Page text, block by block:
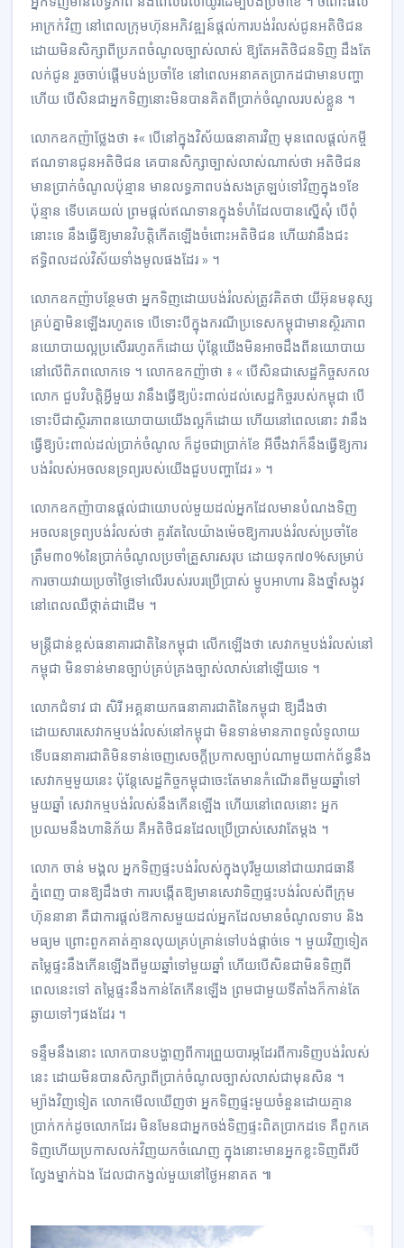
អាក្រក់​វិញ នៅ​ពេល​ក្រុមហ៊ុន​អភិវឌ្ឍន៍​ផ្ដល់​ការ​បង់​រំលស់​ជូន​អតិថិជន
ដោយ​មិន​សិក្សា​ពី​ប្រភព​ចំណូល​ច្បាស់លាស់ ឱ្យ​តែ​អតិថិជន​ទិញ ដឹង​តែ​
លក់​ជូន រួច​ចាប់ផ្ដើម​បង់​ប្រចាំខែ នៅ​ពេល​អនាគត​ប្រាកដជា​មាន​បញ្ហា​
ហើយ បើសិនជា​អ្នកទិញ​នោះ​មិន​បាន​គិត​ពី​ប្រាក់​ចំណូល​របស់​ខ្លួន ។
លោក​ឧកញ៉ា​ថ្លែង​ថា ៖« បើ​នៅ​ក្នុង​វិស័យ​ធនាគារ​វិញ មុន​ពេល​ផ្ដល់​កម្ចី​
ឥណទាន​ជូន​អតិថិជន គេ​បាន​សិក្សា​ច្បាស់លាស់​ណាស់​ថា អតិថិជន​
មាន​ប្រាក់​ចំណូល​ប៉ុន្មាន មាន​លទ្ធភាព​បង់​សង​ត្រឡប់​ទៅ​វិញ​ក្នុង​១​ខែ​
ប៉ុន្មាន ទើប​គេ​យល់ ព្រម​ផ្ដល់​ឥណទាន​ក្នុង​ទំហំ​ដែល​បាន​ស្នើ​សុំ បើ​ពុំ
នោះ​ទេ នឹង​ធ្វើ​ឱ្យ​មាន​វិបត្តិ​កើតឡើង​ចំពោះ​អតិថិជន ហើយ​វា​នឹង​ជះ​
ឥទ្ធិពល​ដល់​វិស័យ​ទាំងមូល​ផង​ដែរ » ។
លោក​ឧកញ៉ា​បន្ថែម​ថា អ្នកទិញ​ដោយ​បង់​រំលស់​ត្រូវ​គិត​ថា យីអ៊ុន​មនុស្ស​
គ្រប់​គ្នា​មិន​ឡើង​រហូត​ទេ បើ​ទោះបី​ក្នុង​ករណី​ប្រទេស​កម្ពុជា​មាន​ស្ថិរភាព​
នយោបាយ​ល្អ​ប្រសើរ​រហូត​ក៏​ដោយ ប៉ុន្តែ​យើង​មិន​អាច​ដឹង​ពី​នយោបាយ​
នៅ​លើ​ពិភពលោក​ទេ ។ លោក​ឧកញ៉ា​ថា ៖ « បើសិនជា​សេដ្ឋកិច្ច​សកល
លោក ជួប​វិបត្តិ​អ្វីមួយ វា​នឹង​ធ្វើ​ឱ្យ​ប៉ះពាល់​ដល់​សេដ្ឋកិច្ច​របស់​កម្ពុជា បើ​
ទោះបីជា​ស្ថិរភាព​នយោបាយ​យើង​ល្អ​ក៏​ដោយ ហើយ​នៅ​ពេល​នោះ វា​នឹង​
ធ្វើ​ឱ្យ​ប៉ះពាល់​ដល់​ប្រាក់​ចំណូល ក៏​ដូច​ជា​ប្រាក់ខែ អីចឹង​វា​ក៏​នឹង​ធ្វើ​ឱ្យ​ការ​
បង់​រំលស់​អចលនទ្រព្យ​របស់​យើង​ជួប​បញ្ហា​ដែរ » ។
លោក​ឧកញ៉ា​បាន​ផ្ដល់​ជា​យោបល់​មួយ​ដល់​អ្នក​ដែល​មាន​បំណង​ទិញ​
អចលនទ្រព្យ​បង់​រំលស់​ថា គួរតែ​លៃ​យ៉ាងម៉េច​ឱ្យ​ការ​បង់​រំលស់​ប្រចាំខែ
ត្រឹម​៣០%​នៃ​ប្រាក់​ចំណូល​ប្រចាំ​គ្រួសារ​សរុប ដោយ​ទុក​៧០%​សម្រាប់​
ការ​ចាយវាយ​ប្រចាំ​ថ្ងៃ​ទៅ​លើ​របស់របរ​ប្រើប្រាស់ ម្ហូបអាហារ និង​ថ្នាំសង្កូវ​
នៅ​ពេល​ឈឺ​ថ្កាត់​ជាដើម ។
មន្ត្រីជាន់ខ្ពស់​ធនាគារជាតិ​នៃ​កម្ពុជា លើក​ឡើង​ថា សេវាកម្ម​បង់​រំលស់​នៅ​
កម្ពុជា មិន​ទាន់​មានច្បាប់​គ្រប់គ្រង​ច្បាស់លាស់​នៅឡើយ​ទេ ។
លោក​ជំទាវ ជា សិរី អគ្គនាយក​ធនាគារជាតិ​នៃ​កម្ពុជា ឱ្យ​ដឹង​ថា
ដោយសារ​សេវាកម្ម​បង់​រំលស់​នៅ​កម្ពុជា មិន​ទាន់​មាន​ភាពទូលំទូលាយ
ទើប​ធនាគារជាតិ​មិន​ទាន់​ចេញ​សេចក្តី​ប្រកាស​ច្បាប់​ណាមួយ​ពាក់ព័ន្ធ​នឹង​
សេវាកម្ម​មួយ​នេះ ប៉ុន្តែ​សេដ្ឋកិច្ច​កម្ពុជា​ចេះ​តែ​មាន​កំណើន​ពី​មួយ​ឆ្នាំទៅ​
មួយ​ឆ្នាំ សេវាកម្ម​បង់​រំលស់​នឹង​កើនឡើង ហើយ​នៅ​ពេល​នោះ អ្នក​
ប្រឈម​នឹង​ហានិភ័យ គឺ​អតិថិជន​ដែល​ប្រើប្រាស់​សេវា​តែ​ម្ដង ។
លោក ចាន់ មង្គល អ្នកទិញ​ផ្ទះ​បង់​រំលស់​ក្នុង​បុរី​មួយ​នៅ​ជាយ​រាជធានី​
ភ្នំពេញ បានឱ្យ​ដឹង​ថា ការ​បង្កើត​ឱ្យ​មាន​សេវា​ទិញ​ផ្ទះ​បង់​រំលស់​ពី​ក្រុម
ហ៊ុន​នានា គឺជា​ការ​ផ្ដល់​ឱកាស​មួយ​ដល់​អ្នក​ដែល​មាន​ចំណូល​ទាប និង​
មធ្យម ព្រោះ​ពួក​គាត់​គ្មាន​លុយ​គ្រប់គ្រាន់​ទៅ​បង់​ផ្ដាច់​ទេ ។ មួយវិញទៀត
តម្លៃ​ផ្ទះ​នឹង​កើនឡើង​ពី​មួយ​ឆ្នាំទៅ​មួយ​ឆ្នាំ ហើយ​បើសិនជា​មិន​ទិញ​ពី​
ពេល​នេះ​ទៅ តម្លៃ​ផ្ទះ​នឹង​កាន់តែ​កើនឡើង ព្រម​ជាមួយ​ទីតាំង​ក៏​កាន់តែ​
ឆ្ងាយ​ទៅ​ៗ​ផង​ដែរ ។
ទន្ទឹម​នឹង​នោះ លោក​បាន​បង្ហាញ​ពី​ការ​ព្រួយបារម្ភ​ដែរ​ពី​ការ​ទិញ​បង់​រំលស់​
នេះ ដោយ​មិន​បាន​សិក្សា​ពី​ប្រាក់​ចំណូល​ច្បាស់លាស់​ជា​មុន​សិន ។
ម្យ៉ាងវិញទៀត លោក​មើលឃើញ​ថា អ្នកទិញ​ផ្ទះ​មួយ​ចំនួន​ដោយ​គ្មាន​
ប្រាក់​កក់​ដូច​លោក​ដែរ មិនមែន​ជា​អ្នក​ចង់​ទិញ​ផ្ទះ​ពិតប្រាកដ​ទេ គឺ​ពួក​គេ​
ទិញ​ហើយ​ប្រកាស​លក់​វិញ​យកចំណេញ ក្នុង​នោះ​មាន​អ្នកខ្លះ​ទិញ​ពីរ​បី​
ល្វែង​ម្នាក់ឯង ដែល​ជា​កង្វល់​មួយ​នៅ​ថ្ងៃ​អនាគត ៕